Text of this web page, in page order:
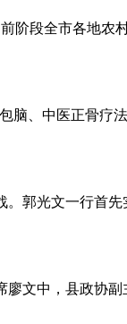
阶段全市各地
、中医正骨
郭光文一行首
文中，县政